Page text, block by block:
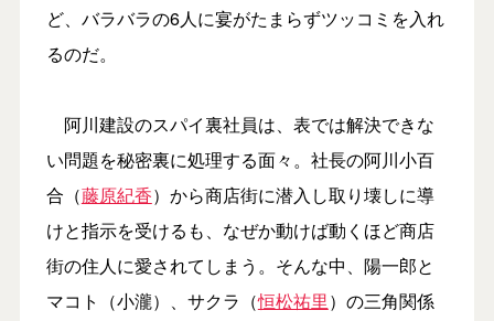
ど、バラバラの6人に宴がたまらずツッコミを入れ
るのだ。
阿川建設のスパイ裏社員は、表では解決できな
い問題を秘密裏に処理する面々。社長の阿川小百
合（藤原紀香）から商店街に潜入し取り壊しに導
けと指示を受けるも、なぜか動けば動くほど商店
街の住人に愛されてしまう。そんな中、陽一郎と
マコト（小瀧）、サクラ（恒松祐里）の三角関係